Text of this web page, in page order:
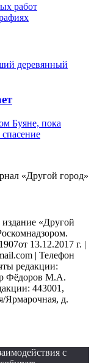
работ
деревянный
Буяне, пока
«Другой город»
«Другой
13.12.2017 г. |
| Телефон
редакции:
Фёдоров М.А.
443001,
Ярмарочная, д.
с